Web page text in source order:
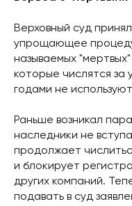
Верховный суд
упрощающее
называемых
которые числятся
годами не
Раньше возникал
наследники не
продолжает
и блокирует
других компаний.
подавать в суд